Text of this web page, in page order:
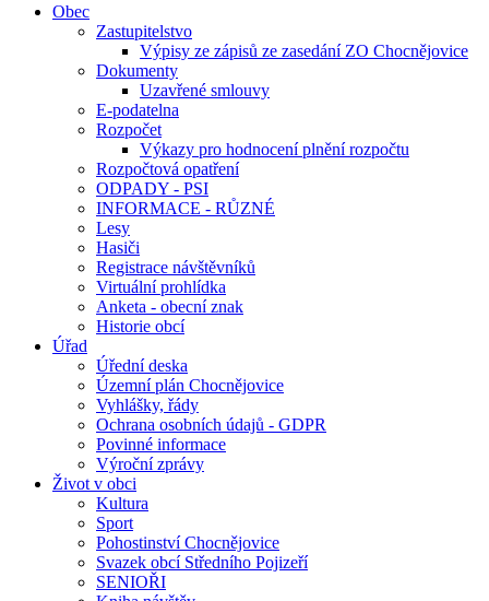
Obec
Zastupitelstvo
Výpisy ze zápisů ze zasedání ZO Chocnějovice
Dokumenty
Uzavřené smlouvy
E-podatelna
Rozpočet
Výkazy pro hodnocení plnění rozpočtu
Rozpočtová opatření
ODPADY - PSI
INFORMACE - RŮZNÉ
Lesy
Hasiči
Registrace návštěvníků
Virtuální prohlídka
Anketa - obecní znak
Historie obcí
Úřad
Úřední deska
Územní plán Chocnějovice
Vyhlášky, řády
Ochrana osobních údajů - GDPR
Povinné informace
Výroční zprávy
Život v obci
Kultura
Sport
Pohostinství Chocnějovice
Svazek obcí Středního Pojizeří
SENIOŘI